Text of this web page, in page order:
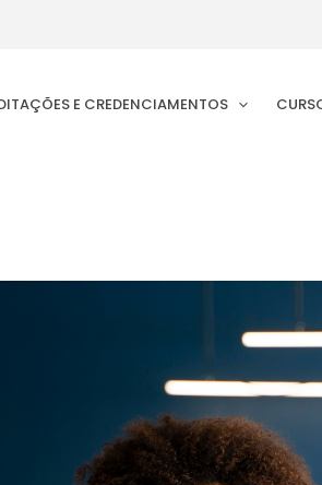
E CREDENCIAMENTOS